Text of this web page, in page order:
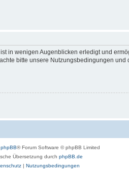
in wenigen Augenblicken erledigt und
bitte unsere Nutzungsbedingungen
phpBB® Forum Software © phpBB Limited
Übersetzung durch phpBB.de
| Nutzungsbedingungen